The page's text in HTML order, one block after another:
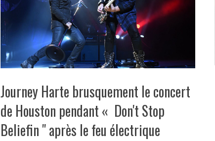
Journey Harte brusquement le concert
de Houston pendant « Don't Stop
Beliefin '' après le feu électrique